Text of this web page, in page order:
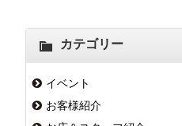
カテゴリー
イベント
お客様紹介